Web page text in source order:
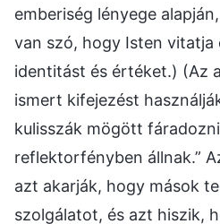
emberiség lényege
van szó, hogy Isten vitatja
identitást és értéket.) (Az
ismert kifejezést
kulisszák mögött
reflektorfényben állnak.”
azt akarják, hogy mások
szolgálatot, és azt hiszik,